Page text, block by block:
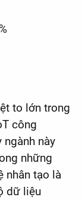
to lớn trong
công
này
những
nhân tạo là
dữ liệu